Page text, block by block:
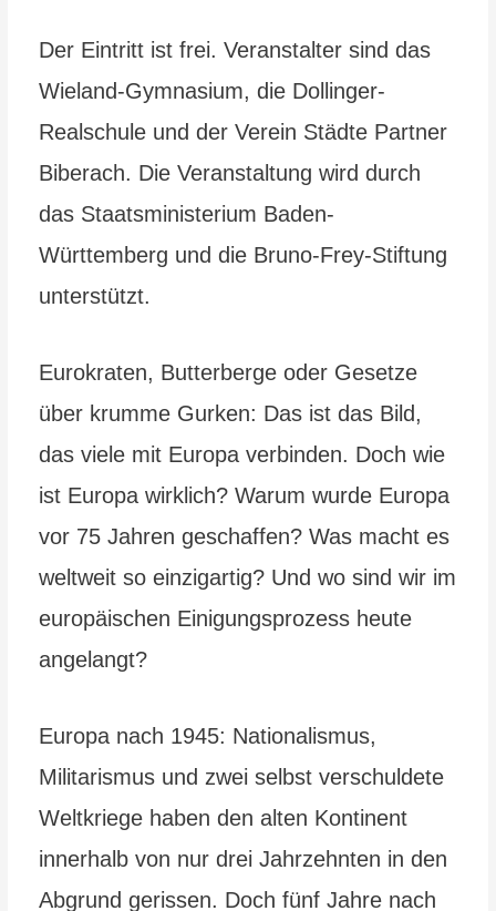
Der Eintritt ist frei. Veranstalter sind das
Wieland-Gymnasium, die Dollinger-
Realschule und der Verein Städte Partner
Biberach. Die Veranstaltung wird durch
das Staatsministerium Baden-
Württemberg und die Bruno-Frey-Stiftung
unterstützt.
Eurokraten, Butterberge oder Gesetze
über krumme Gurken: Das ist das Bild,
das viele mit Europa verbinden. Doch wie
ist Europa wirklich? Warum wurde Europa
vor 75 Jahren geschaffen? Was macht es
weltweit so einzigartig? Und wo sind wir im
europäischen Einigungsprozess heute
angelangt?
Europa nach 1945: Nationalismus,
Militarismus und zwei selbst verschuldete
Weltkriege haben den alten Kontinent
innerhalb von nur drei Jahrzehnten in den
Abgrund gerissen. Doch fünf Jahre nach